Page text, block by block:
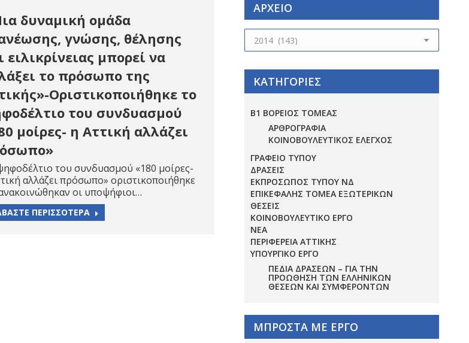
δυναμική ομάδα
γνώσης, θέλησης
ειλικρίνειας μπορεί να
το πρόσωπο της
Οριστικοποιήθηκε το
του συνδυασμού
μοίρες- η Αττική αλλάζει
του συνδυασμού «180 μοίρες-
αλλάζει πρόσωπο» οριστικοποιήθηκε
οι υποψήφιοι…
ΠΕΡΙΣΣΟΤΕΡΑ
ΑΡΧΕΙΟ
ΑΡΧΕΙΟ
ΚΑΤΗΓΟΡΙΕΣ
Β1 ΒΟΡΕΙΟΣ ΤΟΜΕΑΣ
ΑΡΘΡΟΓΡΑΦΙΑ
ΚΟΙΝΟΒΟΥΛΕΥΤΙΚΟΣ ΕΛΕΓΧΟΣ
ΓΡΑΦΕΙΟ ΤΥΠΟΥ
ΔΡΑΣΕΙΣ
ΕΚΠΡΟΣΩΠΟΣ ΤΥΠΟΥ ΝΔ
ΕΠΙΚΕΦΑΛΗΣ ΤΟΜΕΑ ΕΞΩΤΕΡΙΚΩΝ
ΘΕΣΕΙΣ
ΚΟΙΝΟΒΟΥΛΕΥΤΙΚΟ ΕΡΓΟ
ΝΕΑ
ΠΕΡΙΦΕΡΕΙΑ ΑΤΤΙΚΗΣ
ΥΠΟΥΡΓΙΚΟ ΕΡΓΟ
ΠΕΔΊΑ ΔΡΆΣΕΩΝ – ΓΙΑ ΤΗΝ
ΠΡΟΏΘΗΣΗ ΤΩΝ ΕΛΛΗΝΙΚΏΝ
ΘΈΣΕΩΝ ΚΑΙ ΣΥΜΦΕΡΌΝΤΩΝ
ΜΠΡΟΣΤΑ ΜΕ ΕΡΓΟ